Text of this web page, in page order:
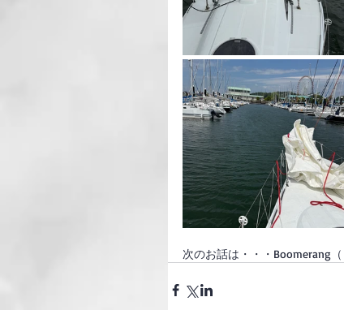
次のお話は・・・Boomerang